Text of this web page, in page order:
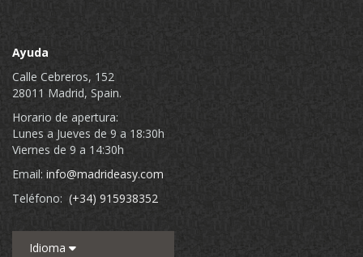
Ayuda
Calle Cebreros, 152
28011 Madrid, Spain.
Horario de apertura:
Lunes a Jueves de 9 a 18:30h
Viernes de 9 a 14:30h
Email: info@madrideasy.com
Teléfono: (+34) 915938352
Idioma